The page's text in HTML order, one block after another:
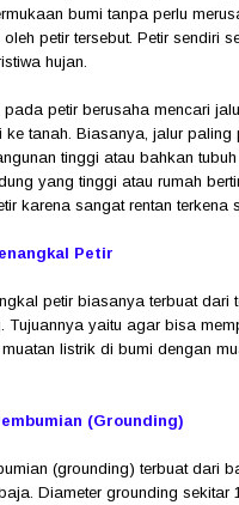
bumi tanpa perlu
petir tersebut. Petir sendiri
hujan.
pada petir berusaha mencari
ke tanah. Biasanya, jalur paling
tinggi atau bahkan tubuh
yang tinggi atau rumah
karena sangat rentan terkena
Petir
petir biasanya terbuat dari
Tujuannya yaitu agar bisa
listrik di bumi dengan
(Grounding)
(grounding) terbuat dari
Diameter grounding sekitar